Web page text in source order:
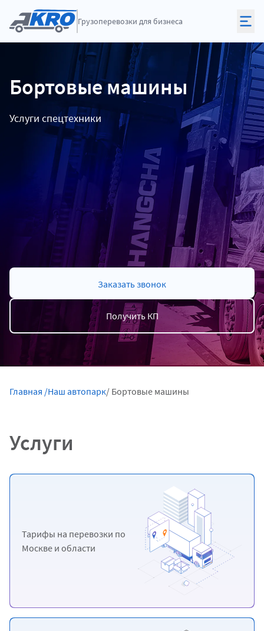
Грузоперевозки для бизнеса
Бортовые машины
Услуги спецтехники
Заказать звонок
Получить КП
Главная /Наш автопарк/ Бортовые машины
Услуги
Тарифы на перевозки по
Москве и области